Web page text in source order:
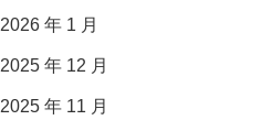
2026 年 1 月
2025 年 12 月
2025 年 11 月